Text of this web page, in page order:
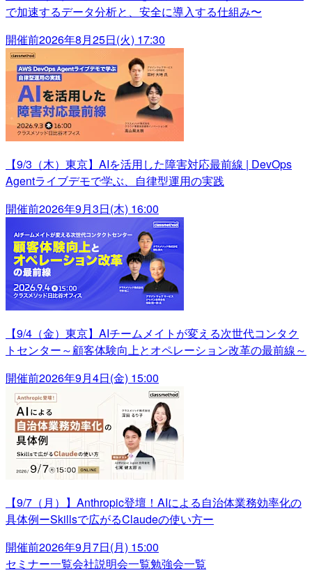
で加速するデータ分析と、安全に導入する仕組み〜
開催前2026年8月25日(火) 17:30
【9/3（木）東京】AIを活用した障害対応最前線 | DevOps
Agentライブデモで学ぶ、自律型運用の実践
開催前2026年9月3日(木) 16:00
【9/4（金）東京】AIチームメイトが変える次世代コンタク
トセンター～顧客体験向上とオペレーション改革の最前線～
開催前2026年9月4日(金) 15:00
【9/7（月）】Anthropic登壇！AIによる自治体業務効率化の
具体例ーSkillsで広がるClaudeの使い方ー
開催前2026年9月7日(月) 15:00
セミナー一覧会社説明会一覧勉強会一覧